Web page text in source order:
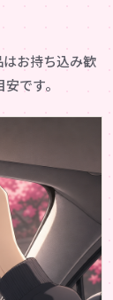
お持ち込み歓
です。